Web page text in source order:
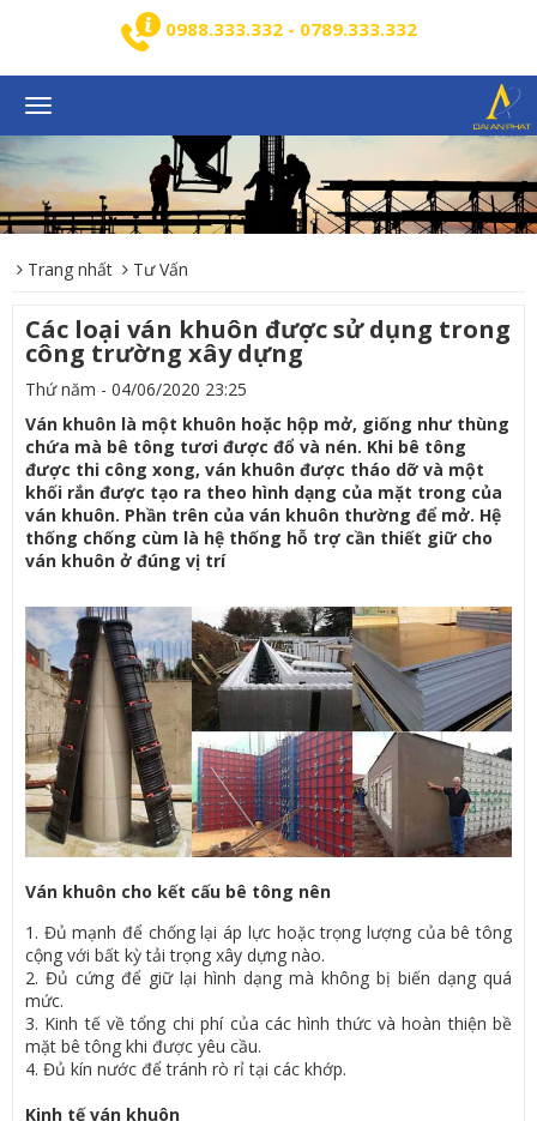
0988.333.332 - 0789.333.332
Toggle
navigation
Trang nhất Tư Vấn
Các loại ván khuôn được sử dụng trong
công trường xây dựng
Thứ năm - 04/06/2020 23:25
Ván khuôn là một khuôn hoặc hộp mở, giống như thùng
chứa mà bê tông tươi được đổ và nén. Khi bê tông
được thi công xong, ván khuôn được tháo dỡ và một
khối rắn được tạo ra theo hình dạng của mặt trong của
ván khuôn. Phần trên của ván khuôn thường để mở. Hệ
thống chống cùm là hệ thống hỗ trợ cần thiết giữ cho
ván khuôn ở đúng vị trí
Ván khuôn cho kết cấu bê tông nên
1. Đủ mạnh để chống lại áp lực hoặc trọng lượng của bê tông
cộng với bất kỳ tải trọng xây dựng nào.
2. Đủ cứng để giữ lại hình dạng mà không bị biến dạng quá
mức.
3. Kinh tế về tổng chi phí của các hình thức và hoàn thiện bề
mặt bê tông khi được yêu cầu.
4. Đủ kín nước để tránh rò rỉ tại các khớp.
Kinh tế ván khuôn